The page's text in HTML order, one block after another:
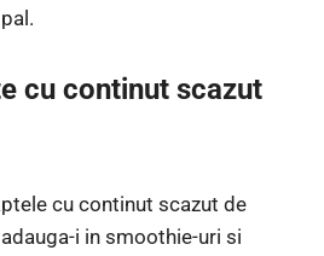
cu continut scazut
cu continut scazut de
i in smoothie-uri si